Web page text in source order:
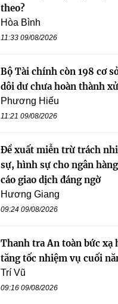
theo?
Hòa Bình
11:33 09/08/2026
Bộ Tài chính còn 198 cơ
dôi dư chưa hoàn thành
Phương Hiếu
11:21 09/08/2026
Đề xuất miễn trừ trách
sự, hình sự cho ngân
cáo giao dịch đáng ngờ
Hương Giang
09:24 09/08/2026
Thanh tra An toàn bức xạ
tăng tốc nhiệm vụ cuối
Trí Vũ
09:16 09/08/2026